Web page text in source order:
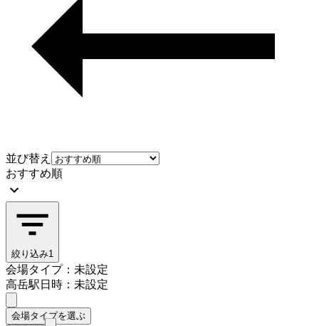
並び替え
おすすめ順
絞り込み1
会場タイプ：未設定
高岳駅日時：未設定
会場タイプを選ぶ